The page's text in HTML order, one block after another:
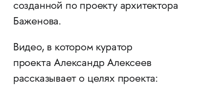
созданной по проекту архитектора
Баженова.
Видео, в котором куратор
проекта Александр Алексеев
рассказывает о целях проекта: